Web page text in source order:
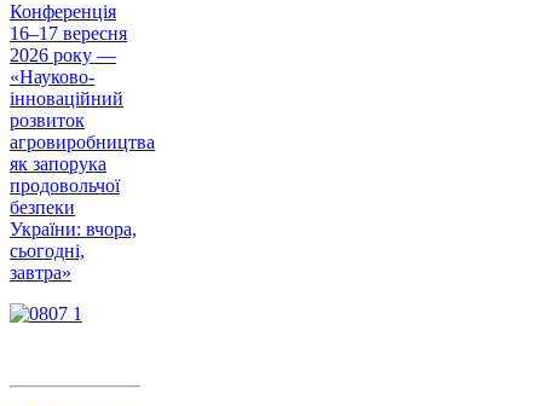
Конференція
16–17 вересня
2026 року —
«Науково-
інноваційний
розвиток
агровиробництва
як запорука
продовольчої
безпеки
України: вчора,
сьогодні,
завтра»